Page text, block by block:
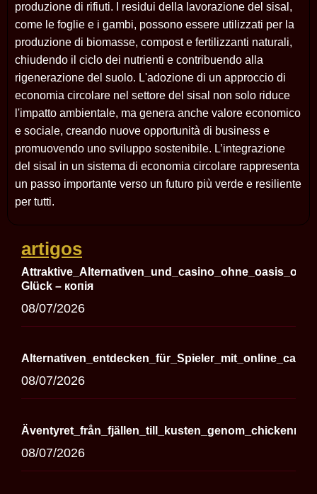
produzione di rifiuti. I residui della lavorazione del sisal,
come le foglie e i gambi, possono essere utilizzati per la
produzione di biomasse, compost e fertilizzanti naturali,
chiudendo il ciclo dei nutrienti e contribuendo alla
rigenerazione del suolo. L'adozione di un approccio di
economia circolare nel settore del sisal non solo riduce
l'impatto ambientale, ma genera anche valore economico
e sociale, creando nuove opportunità di business e
promuovendo uno sviluppo sostenibile. L’integrazione
del sisal in un sistema di economia circolare rappresenta
un passo importante verso un futuro più verde e resiliente
per tutti.
artigos
Glück – копія
08/07/2026
08/07/2026
08/07/2026